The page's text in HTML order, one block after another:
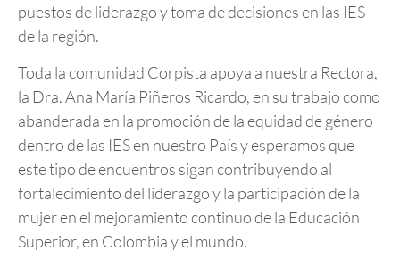
puestos de liderazgo y toma de decisiones en las IES
de la región.
Toda la comunidad Corpista apoya a nuestra Rectora,
la Dra. Ana María Piñeros Ricardo, en su trabajo como
abanderada en la promoción de la equidad de género
dentro de las IES en nuestro País y esperamos que
este tipo de encuentros sigan contribuyendo al
fortalecimiento del liderazgo y la participación de la
mujer en el mejoramiento continuo de la Educación
Superior, en Colombia y el mundo.